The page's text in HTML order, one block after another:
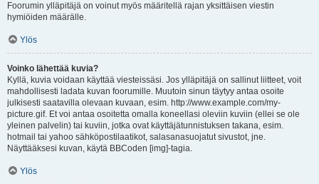
Foorumin ylläpitäjä on voinut myös määritellä rajan yksittäisen viestin
hymiöiden määrälle.
Ylös
Voinko lähettää kuvia?
Kyllä, kuvia voidaan käyttää viesteissäsi. Jos ylläpitäjä on sallinut liitteet, voit
mahdollisesti ladata kuvan foorumille. Muutoin sinun täytyy antaa osoite
julkisesti saatavilla olevaan kuvaan, esim. http://www.example.com/my-
picture.gif. Et voi antaa osoitetta omalla koneellasi oleviin kuviin (ellei se ole
yleinen palvelin) tai kuviin, jotka ovat käyttäjätunnistuksen takana, esim.
hotmail tai yahoo sähköpostilaatikot, salasanasuojatut sivustot, jne.
Näyttääksesi kuvan, käytä BBCoden [img]-tagia.
Ylös